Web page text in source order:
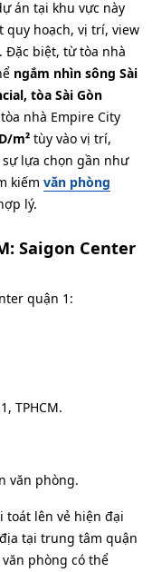
án tại khu vực này
quy hoạch, vị trí, view
biệt, từ tòa nhà
ngắm nhìn sông Sài
tòa Sài Gòn
nhà Empire City
m² tùy vào vị trí,
lựa chọn gần như
kiếm văn phòng
lý.
Saigon Center
quận 1:
TPHCM.
văn phòng.
toát lên vẻ hiện đại
tại trung tâm quận
phòng có thể